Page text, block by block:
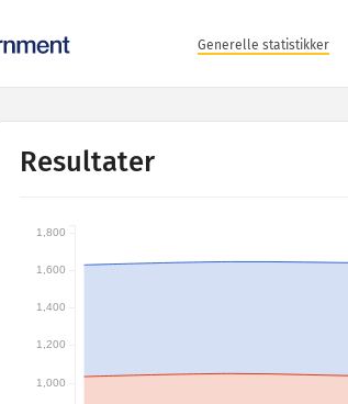
Generelle statistikker
Resultater
1,000
1,200
1,400
1,600
1,800